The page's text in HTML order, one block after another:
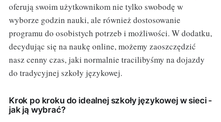
oferują swoim użytkownikom nie tylko swobodę w
wyborze godzin nauki, ale również dostosowanie
programu do osobistych potrzeb i możliwości. W dodatku,
decydując się na naukę online, możemy zaoszczędzić
nasz cenny czas, jaki normalnie tracilibyśmy na dojazdy
do tradycyjnej szkoły językowej.
Krok po kroku do idealnej szkoły językowej w sieci -
jak ją wybrać?